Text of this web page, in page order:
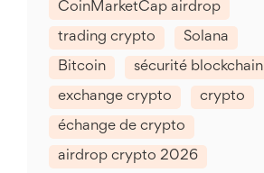
CoinMarketCap airdrop
trading crypto Solana
Bitcoin sécurité blockchain
exchange crypto crypto
échange de crypto
airdrop crypto 2026